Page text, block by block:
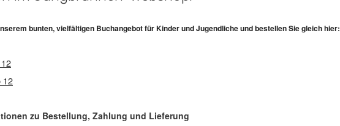
bunten, vielfältigen Buchangebot für Kinder und Jugendliche und bestellen Sie gleich hier:
12
zu Bestellung, Zahlung und Lieferung